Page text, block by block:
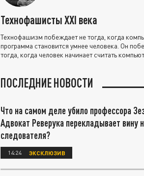
Технофашисты XXI века
Технофашизм побеждает не тогда, когда
программа становится умнее человека. Он
тогда, когда человек начинает считать
ПОСЛЕДНИЕ НОВОСТИ
Что на самом деле убило профессора
Адвокат Реверука перекладывает вину
следователя?
14:24 ЭКСКЛЮЗИВ